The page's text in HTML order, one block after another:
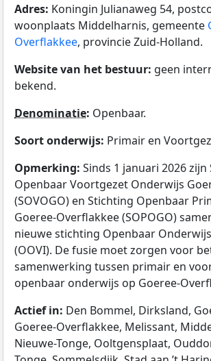
Adres: Koningin Julianaweg 54,
woonplaats Middelharnis, gemeente
Overflakkee, provincie Zuid-Holland.
Website van het bestuur: geen
bekend.
Denominatie: Openbaar.
Soort onderwijs: Primair en
Opmerking: Sinds 1 januari 2026
Openbaar Voortgezet Onderwijs
(SOVOGO) en Stichting Openbaar
Goeree-Overflakkee (SOPOGO)
nieuwe stichting Openbaar
(OOVI). De fusie moet zorgen voor
samenwerking tussen primair en
openbaar onderwijs op Goeree-
Actief in: Den Bommel, Dirksland,
Goeree-Overflakkee, Melissant,
Nieuwe-Tonge, Ooltgensplaat,